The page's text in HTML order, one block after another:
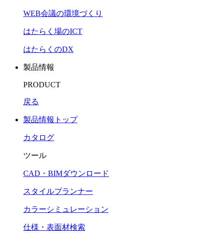
WEB会議の環境づくり
はたらく場のICT
はたらくのDX
製品情報
PRODUCT
戻る
製品情報トップ
カタログ
ツール
CAD・BIMダウンロード
スタイルプランナー
カラーシミュレーション
仕様・表面材検索